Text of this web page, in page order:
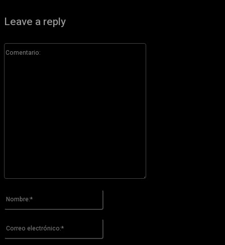
Leave a reply
Comentario:
Nombre:*
Correo